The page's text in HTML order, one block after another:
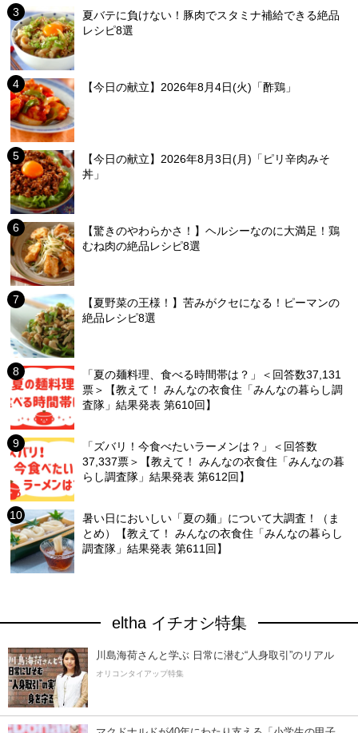
夏バテに負けない！豚肉でスタミナ補給できる絶品
レシピ8選
【今日の献立】2026年8月4日(火)「酢鶏」
【今日の献立】2026年8月3日(月)「ピリ辛肉みそ
丼」
【驚きのやわらかさ！】ヘルシーなのに大満足！鶏
むね肉の絶品レシピ8選
【夏野菜の王様！】苦みがクセになる！ピーマンの
絶品レシピ8選
「夏の麺料理、食べる時間帯は？」＜回答数37,131
票＞【教えて！ みんなの衣食住「みんなの暮らし調
査隊」結果発表 第610回】
「ズバリ！今食べたいラーメンは？」＜回答数
37,337票＞【教えて！ みんなの衣食住「みんなの暮
らし調査隊」結果発表 第612回】
暑い日においしい「夏の麺」について大調査！（ま
とめ）【教えて！ みんなの衣食住「みんなの暮らし
調査隊」結果発表 第611回】
eltha イチオシ特集
川島海荷さんと学ぶ 日常に潜む“人身取引”のリアル
オリコンタイアップ特集